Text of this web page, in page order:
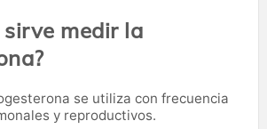
sirve medir la
se utiliza con frecuencia
y reproductivos.